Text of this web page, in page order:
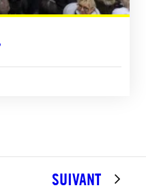
SUIVANT